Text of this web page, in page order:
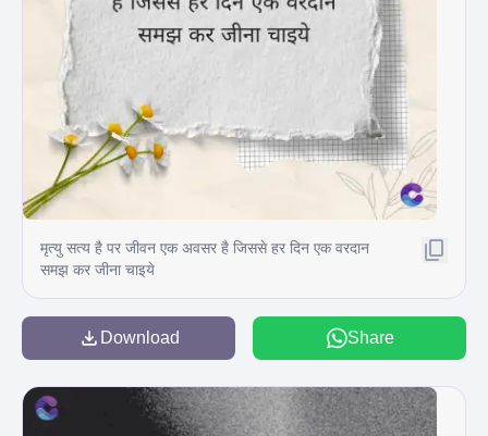
मृत्यु सत्य है पर जीवन एक अवसर है जिससे हर दिन एक वरदान
समझ कर जीना चाइये
Download Share